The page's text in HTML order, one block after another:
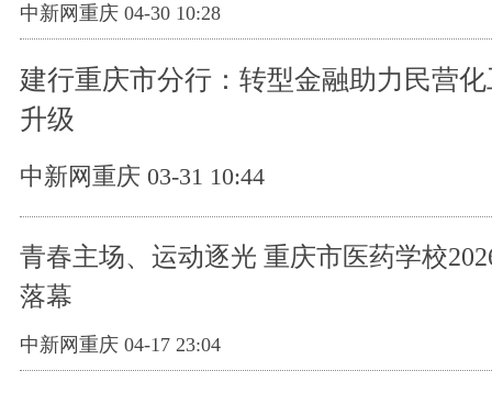
中新网重庆 04-30 10:28
建行重庆市分行：转型金融助力民营
升级
中新网重庆 03-31 10:44
青春主场、运动逐光 重庆市医药学校
落幕
中新网重庆 04-17 23:04